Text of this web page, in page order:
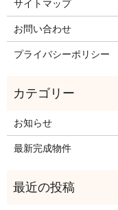
サイトマップ
お問い合わせ
プライバシーポリシー
お知らせ
最新完成物件